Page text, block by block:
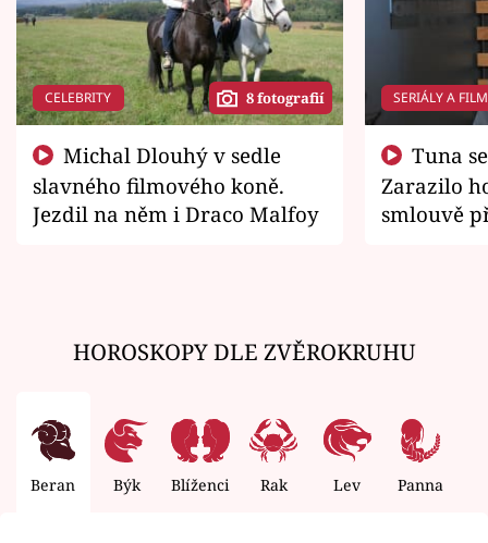
CELEBRITY 8 fotografií
slavného filmového koně.
Jezdil na něm i Draco Malfoy
SERIÁLY A
Zarazilo
smlouvě
HOROSKOPY DLE ZVĚROKRUHU
Beran Býk Blíženci Rak Lev Panna